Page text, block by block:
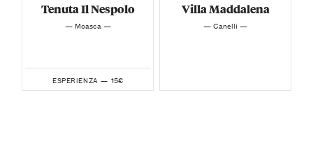
Tenuta Il Nespolo
— Moasca —
ESPERIENZA — 15€
Villa Maddalena
— Canelli —